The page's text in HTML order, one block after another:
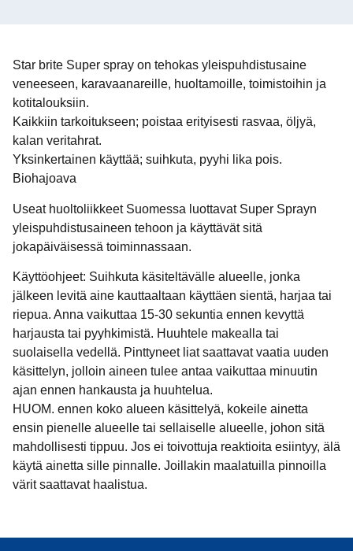
Star brite Super spray on tehokas yleispuhdistusaine
veneeseen, karavaanareille, huoltamoille, toimistoihin ja
kotitalouksiin.
Kaikkiin tarkoitukseen; poistaa erityisesti rasvaa, öljyä,
kalan veritahrat.
Yksinkertainen käyttää; suihkuta, pyyhi lika pois.
Biohajoava
Useat huoltoliikkeet Suomessa luottavat Super Sprayn
yleispuhdistusaineen tehoon ja käyttävät sitä
jokapäiväisessä toiminnassaan.
Käyttöohjeet: Suihkuta käsiteltävälle alueelle, jonka
jälkeen levitä aine kauttaaltaan käyttäen sientä, harjaa tai
riepua. Anna vaikuttaa 15-30 sekuntia ennen kevyttä
harjausta tai pyyhkimistä. Huuhtele makealla tai
suolaisella vedellä. Pinttyneet liat saattavat vaatia uuden
käsittelyn, jolloin aineen tulee antaa vaikuttaa minuutin
ajan ennen hankausta ja huuhtelua.
HUOM. ennen koko alueen käsittelyä, kokeile ainetta
ensin pienelle alueelle tai sellaiselle alueelle, johon sitä
mahdollisesti tippuu. Jos ei toivottuja reaktioita esiintyy, älä
käytä ainetta sille pinnalle. Joillakin maalatuilla pinnoilla
värit saattavat haalistua.